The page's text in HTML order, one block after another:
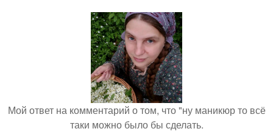
Мой ответ на комментарий о том, что "ну маникюр то всё
таки можно было бы сделать.